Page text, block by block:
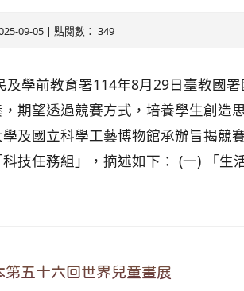
09-05 | 點閱數： 349
及學前教育署114年8月29日臺教國
期望透過競賽方式，培養學生創造
及國立科學工藝博物館承辦旨揭競
科技任務組」，摘述如下： (一) 「
第五十六回世界兒童畫展